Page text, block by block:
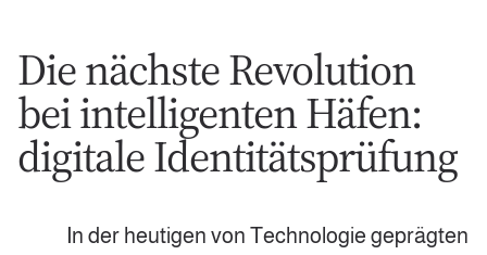
Die nächste Revolution
bei intelligenten Häfen:
digitale Identitätsprüfung
In der heutigen von Technologie geprägten